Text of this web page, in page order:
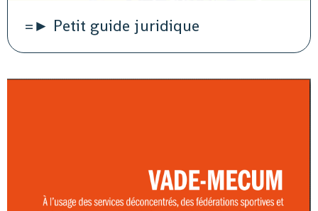
=► Petit guide juridique